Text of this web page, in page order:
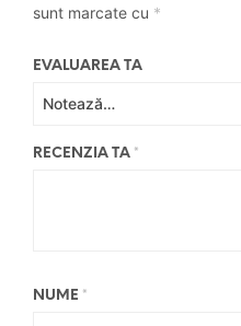
sunt marcate cu *
EVALUAREA TA
RECENZIA TA *
NUME *